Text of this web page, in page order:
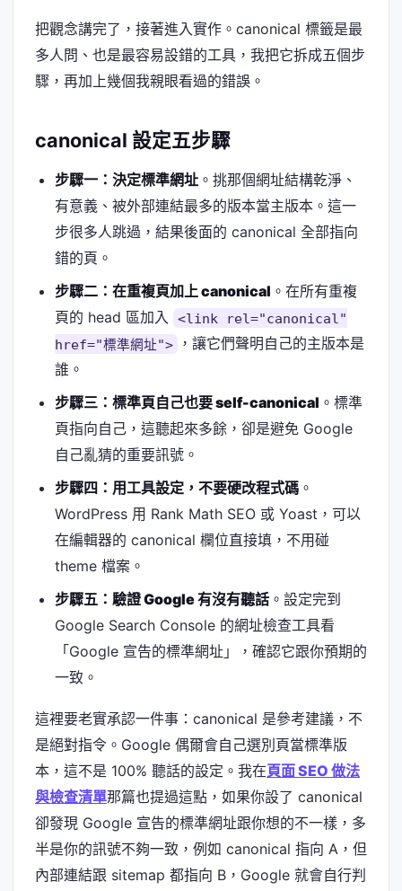
把觀念講完了，接著進入實作。canonical 標籤是最
多人問、也是最容易設錯的工具，我把它拆成五個步
驟，再加上幾個我親眼看過的錯誤。
canonical 設定五步驟
步驟一：決定標準網址。挑那個網址結構乾淨、
有意義、被外部連結最多的版本當主版本。這一
步很多人跳過，結果後面的 canonical 全部指向
錯的頁。
步驟二：在重複頁加上 canonical 。在所有重複
頁的 head 區加入
<link rel="canonical"
href="標準網址">
，讓它們聲明自己的主版本是
誰。
步驟三：標準頁自己也要 self-canonical 。標準
頁指向自己，這聽起來多餘，卻是避免 Google
自己亂猜的重要訊號。
步驟四：用工具設定，不要硬改程式碼。
WordPress 用 Rank Math SEO 或 Yoast，可以
在編輯器的 canonical 欄位直接填，不用碰
theme 檔案。
步驟五：驗證 Google 有沒有聽話。設定完到
Google Search Console 的網址檢查工具看
「Google 宣告的標準網址」，確認它跟你預期的
一致。
這裡要老實承認一件事：canonical 是參考建議，不
是絕對指令。Google 偶爾會自己選別頁當標準版
本，這不是 100% 聽話的設定。我在頁面 SEO 做法
與檢查清單那篇也提過這點，如果你設了 canonical
卻發現 Google 宣告的標準網址跟你想的不一樣，多
半是你的訊號不夠一致，例如 canonical 指向 A，但
內部連結跟 sitemap 都指向 B，Google 就會自行判